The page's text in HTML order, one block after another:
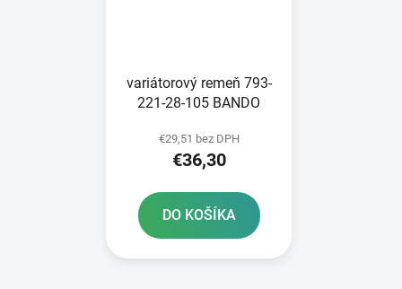
variátorový remeň 793-
221-28-105 BANDO
€29,51 bez DPH
€36,30
DO KOŠÍKA